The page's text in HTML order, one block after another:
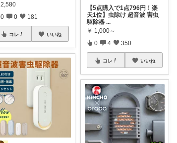
2,580
0 0 181
コレ いいね
【5点購入で1点796円！楽
天1位】虫除け 超音波 害虫
駆除器 ...
￥ 1,000～
0 4 350
コレ いいね